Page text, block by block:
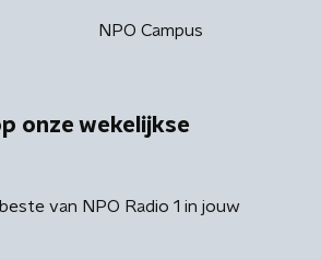
NPO Campus
onze wekelijkse
van NPO Radio 1 in jouw